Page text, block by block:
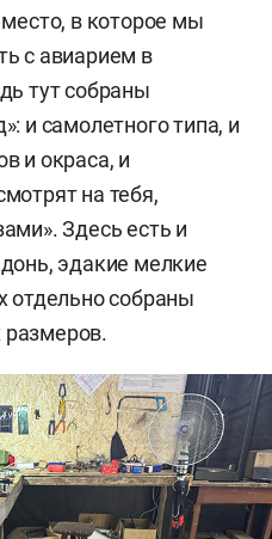
в которое мы
с авиарием в
тут собраны
и самолетного типа, и
и окраса, и
на тебя,
Здесь есть и
эдакие мелкие
отдельно собраны
размеров.